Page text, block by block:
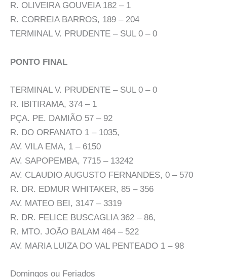
R. OLIVEIRA GOUVEIA 182 – 1
R. CORREIA BARROS, 189 – 204
TERMINAL V. PRUDENTE – SUL 0 – 0
PONTO FINAL
TERMINAL V. PRUDENTE – SUL 0 – 0
R. IBITIRAMA, 374 – 1
PÇA. PE. DAMIÃO 57 – 92
R. DO ORFANATO 1 – 1035,
AV. VILA EMA, 1 – 6150
AV. SAPOPEMBA, 7715 – 13242
AV. CLAUDIO AUGUSTO FERNANDES, 0 – 570
R. DR. EDMUR WHITAKER, 85 – 356
AV. MATEO BEI, 3147 – 3319
R. DR. FELICE BUSCAGLIA 362 – 86,
R. MTO. JOÃO BALAM 464 – 522
AV. MARIA LUIZA DO VAL PENTEADO 1 – 98
Domingos ou Feriados